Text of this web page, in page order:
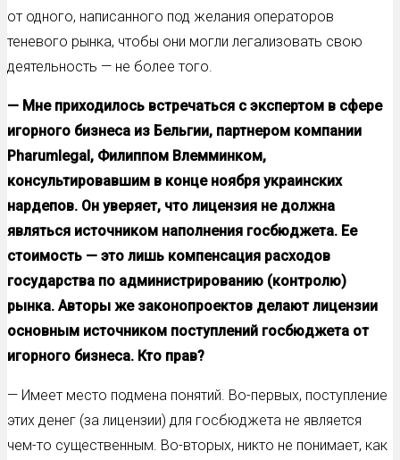
от одного, написанного под желания операторов
теневого рынка, чтобы они могли легализовать свою
деятельность — не более того.
— Мне приходилось встречаться с экспертом в сфере
игорного бизнеса из Бельгии, партнером компании
Pharumlegal, Филиппом Влемминком,
консультировавшим в конце ноября украинских
нардепов. Он уверяет, что лицензия не должна
являться источником наполнения госбюджета. Ее
стоимость — это лишь компенсация расходов
государства по администрированию (контролю)
рынка. Авторы же законопроектов делают лицензии
основным источником поступлений госбюджета от
игорного бизнеса. Кто прав?
— Имеет место подмена понятий. Во-первых, поступление
этих денег (за лицензии) для госбюджета не является
чем-то существенным. Во-вторых, никто не понимает, как